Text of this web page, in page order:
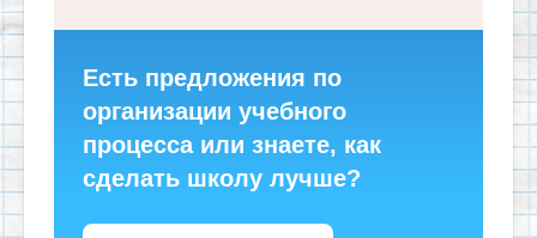
Есть предложения по
организации учебного
процесса или знаете, как
сделать школу лучше?